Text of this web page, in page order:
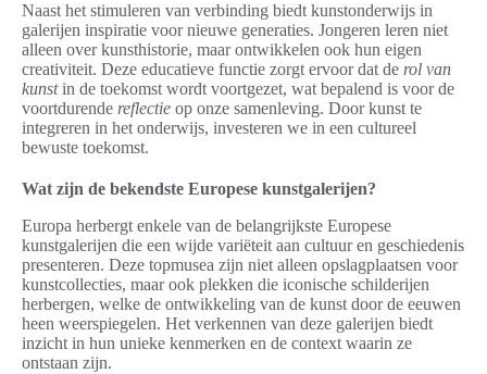
Naast het stimuleren van verbinding biedt kunstonderwijs in
galerijen inspiratie voor nieuwe generaties. Jongeren leren niet
alleen over kunsthistorie, maar ontwikkelen ook hun eigen
creativiteit. Deze educatieve functie zorgt ervoor dat de rol van
kunstin de toekomst wordt voortgezet, wat bepalend is voor de
voortdurende reflectie op onze samenleving. Door kunst te
integreren in het onderwijs, investeren we in een cultureel
bewuste toekomst.
Wat zijn de bekendste Europese kunstgalerijen?
Europa herbergt enkele van de belangrijkste Europese
kunstgalerijen die een wijde variëteit aan cultuur en geschiedenis
presenteren. Deze topmusea zijn niet alleen opslagplaatsen voor
kunstcollecties, maar ook plekken die iconische schilderijen
herbergen, welke de ontwikkeling van de kunst door de eeuwen
heen weerspiegelen. Het verkennen van deze galerijen biedt
inzicht in hun unieke kenmerken en de context waarin ze
ontstaan zijn.